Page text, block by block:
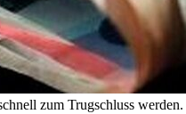
zum Trugschluss werden.